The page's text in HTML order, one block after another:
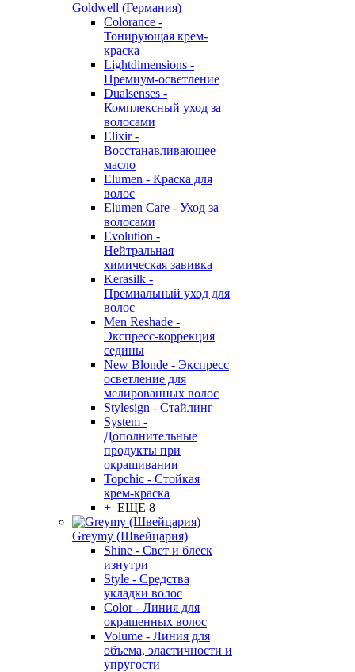
Goldwell (Германия)
Colorance -
Тонирующая крем-
краска
Lightdimensions -
Премиум-осветление
Dualsenses -
Комплексный уход за
волосами
Elixir -
Восстанавливающее
масло
Elumen - Краска для
волос
Elumen Care - Уход за
волосами
Evolution -
Нейтральная
химическая завивка
Kerasilk -
Премиальный уход для
волос
Men Reshade -
Экспресс-коррекция
седины
New Blonde - Экспресс
осветление для
мелированных волос
Stylesign - Стайлинг
System -
Дополнительные
продукты при
окрашивании
Topchic - Стойкая
крем-краска
+ ЕЩЕ 8
Greymy (Швейцария)
Shine - Свет и блеск
изнутри
Style - Средства
укладки волос
Color - Линия для
окрашенных волос
Volume - Линия для
объема, эластичности и
упругости